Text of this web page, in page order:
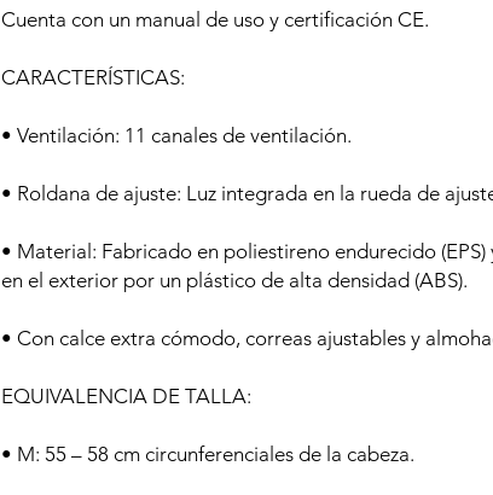
Cuenta con un manual de uso y certificación CE.
CARACTERÍSTICAS:
• Ventilación: 11 canales de ventilación.
• Roldana de ajuste: Luz integrada en la rueda de
• Material: Fabricado en poliestireno endurecido
en el exterior por un plástico de alta densidad (ABS).
• Con calce extra cómodo, correas ajustables y
EQUIVALENCIA DE TALLA:
• M: 55 – 58 cm circunferenciales de la cabeza.